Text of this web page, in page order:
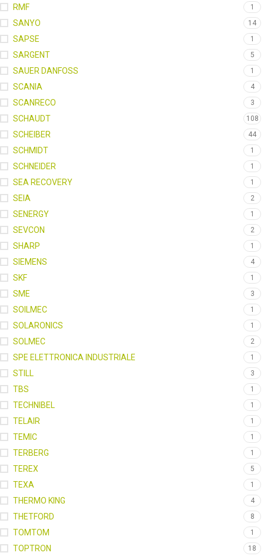
RMF 1
SANYO 14
SAPSE 1
SARGENT 5
SAUER DANFOSS 1
SCANIA 4
SCANRECO 3
SCHAUDT 108
SCHEIBER 44
SCHMIDT 1
SCHNEIDER 1
SEA RECOVERY 1
SEIA 2
SENERGY 1
SEVCON 2
SHARP 1
SIEMENS 4
SKF 1
SME 3
SOILMEC 1
SOLARONICS 1
SOLMEC 2
SPE ELETTRONICA INDUSTRIALE 1
STILL 3
TBS 1
TECHNIBEL 1
TELAIR 1
TEMIC 1
TERBERG 1
TEREX 5
TEXA 1
THERMO KING 4
THETFORD 8
TOMTOM 1
TOPTRON 18